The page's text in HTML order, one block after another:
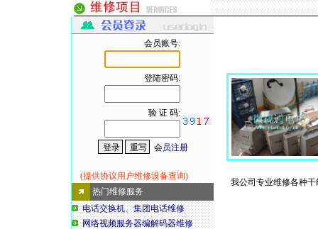
会员账号:
登陆密码:
验 证 码:
会员注册
(提供协议用户维修设备查询)
热门维修服务
电话交换机、集团电话维修
网络视频服务器编解码器维修
我公司专业维修各种干